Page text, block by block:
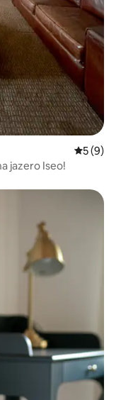
5 (9)
jazero Iseo!